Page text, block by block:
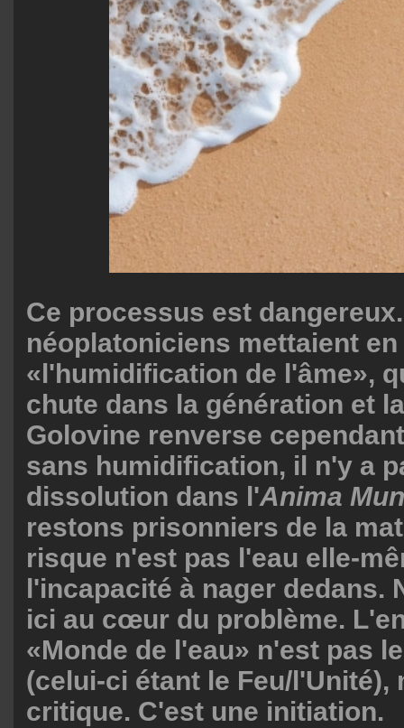
Ce processus est
néoplatoniciens mettaient
«l'humidification de l'âme»,
chute dans la génération et
Golovine renverse
sans humidification, il n'y a
dissolution dans l'Anima
restons prisonniers de la
risque n'est pas l'eau elle-
l'incapacité à nager dedans.
ici au cœur du problème.
«Monde de l'eau» n'est pas
(celui-ci étant le Feu/l'Unité),
critique. C'est une initiation.